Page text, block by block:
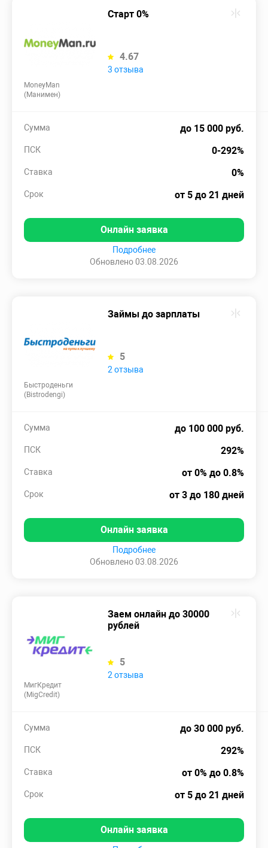
MoneyMan
(Манимен)
Старт 0%
4.67
3 отзыва
до 15 000 руб.
Сумма
0-292%
ПСК
0%
Ставка
от 5 до 21 дней
Срок
Онлайн заявка
Подробнее
Обновлено 03.08.2026
Быстроденьги
(Bistrodengi)
Займы до зарплаты
5
2 отзыва
до 100 000 руб.
Сумма
292%
ПСК
от 0% до 0.8%
Ставка
от 3 до 180 дней
Срок
Онлайн заявка
Подробнее
Обновлено 03.08.2026
МигКредит
(MigCredit)
Заем онлайн до 30000
рублей
5
2 отзыва
до 30 000 руб.
Сумма
292%
ПСК
от 0% до 0.8%
Ставка
от 5 до 21 дней
Срок
Онлайн заявка